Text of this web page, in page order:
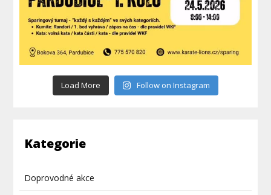
Load More Follow on Instagram
Kategorie
Doprovodné akce